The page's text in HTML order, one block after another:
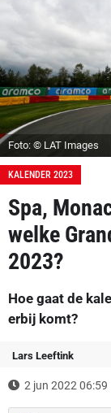
Foto: © LAT Images
KALENDER 2023
Spa,
welke
2023?
Hoe gaat de
erbij komt?
Lars Leeftink
2 jun 2022 06:59